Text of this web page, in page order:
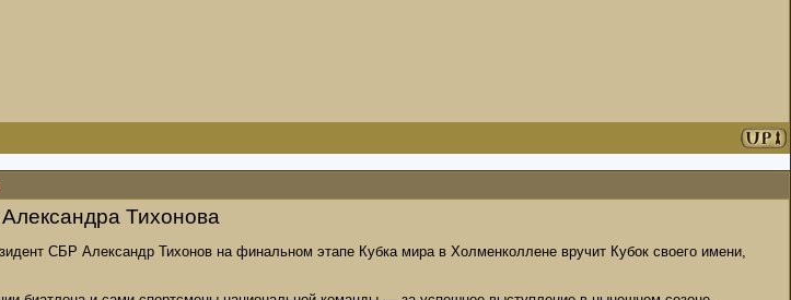
Тихонова
СБР Александр Тихонов на финальном этапе Кубка мира в Холменколлене вручит Кубок своего имени,